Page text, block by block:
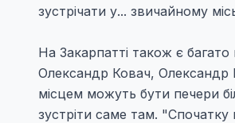
зустрічати у... звичайному
На Закарпатті також є багато
Олександр Ковач,
місцем можуть бути печери
зустріти саме там.